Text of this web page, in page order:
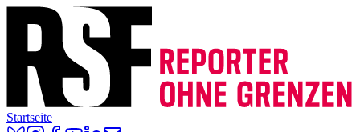
Startseite